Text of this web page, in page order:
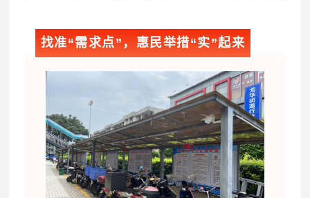
找准“需求点”，惠民举措“实”起来